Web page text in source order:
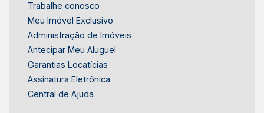
Trabalhe conosco
Meu Imóvel Exclusivo
Administração de Imóveis
Antecipar Meu Aluguel
Garantias Locatícias
Assinatura Eletrônica
Central de Ajuda